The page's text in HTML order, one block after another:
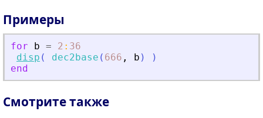
Примеры
for b = 2 : 36
disp ( dec2base ( 666 , b )
)
end
Смотрите также